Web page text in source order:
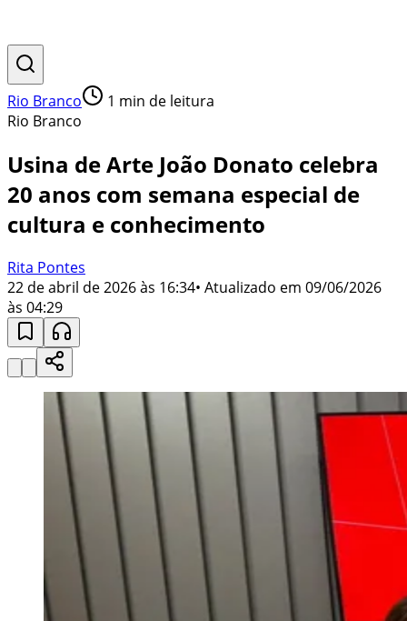
Rio Branco 1 min de leitura
Rio Branco
Usina de Arte João Donato celebra
20 anos com semana especial de
cultura e conhecimento
Rita Pontes
22 de abril de 2026 às 16:34• Atualizado em 09/06/2026
às 04:29